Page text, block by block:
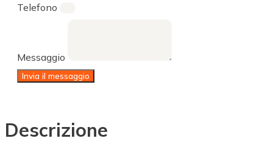
Telefono
Messaggio
Invia il messaggio
Descrizione